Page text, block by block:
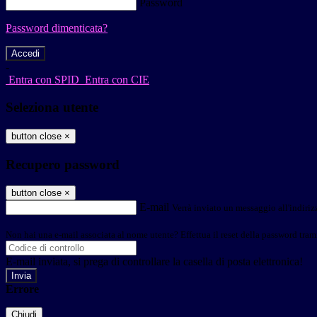
Password
Password dimenticata?
-
Entra con SPID Entra con CIE
Seleziona utente
button close ×
Recupero password
button close ×
E-mail Verrà inviato un messaggio
Non hai una e-mail associata al nome utente? Effettua il reset della password
E-mail inviata, si prega di controllare la casella di posta elettronica!
Errore
Chiudi